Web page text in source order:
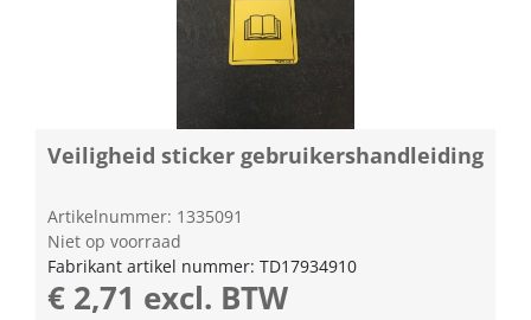
Veiligheid sticker gebruikershandleiding
Artikelnummer: 1335091
Niet op voorraad
Fabrikant artikel nummer: TD17934910
€ 2,71 excl. BTW